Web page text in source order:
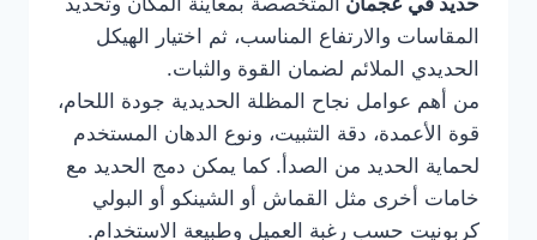
المقاسات والارتفاع المناسب، ثم اختيار الهيكل
الحديدي الملائم لضمان القوة والثبات.
من أهم عوامل نجاح المظلة الحديدية جودة اللحام،
قوة الأعمدة، دقة التثبيت، ونوع الدهان المستخدم
لحماية الحديد من الصدأ. كما يمكن دمج الحديد مع
خامات أخرى مثل القماش أو الشينكو أو البولي
كربونيت حسب رغبة العميل وطبيعة الاستخدام.